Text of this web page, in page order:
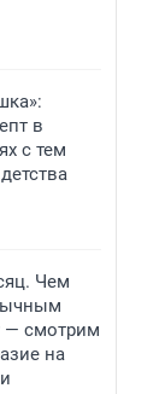
в
с тем
Чем
— смотрим
на